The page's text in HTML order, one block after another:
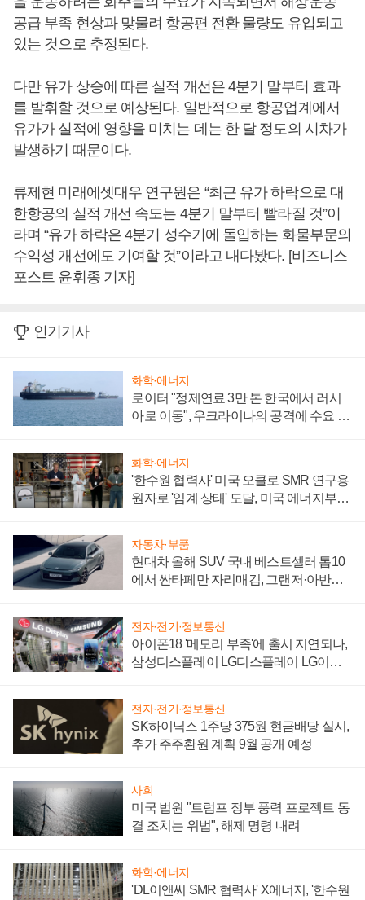
공급 부족 현상과 맞물려 항공편 전환 물량도 유입되고
있는 것으로 추정된다.
다만 유가 상승에 따른 실적 개선은 4분기 말부터 효과
를 발휘할 것으로 예상된다. 일반적으로 항공업계에서
유가가 실적에 영향을 미치는 데는 한 달 정도의 시차가
발생하기 때문이다.
류제현 미래에셋대우 연구원은 “최근 유가 하락으로 대
한항공의 실적 개선 속도는 4분기 말부터 빨라질 것”이
라며 “유가 하락은 4분기 성수기에 돌입하는 화물부문의
수익성 개선에도 기여할 것”이라고 내다봤다. [비즈니스
포스트 윤휘종 기자]
인기기사
화학·에너지
로이터 "정제연료 3만 톤 한국에서 러시
아로 이동", 우크라이나의 공격에 수요 늘
화학·에너지
'한수원 협력사' 미국 오클로 SMR 연구용
원자로 '임계 상태' 도달, 미국 에너지부
자동차·부품
현대차 올해 SUV 국내 베스트셀러 톱10
에서 싼타페만 자리매김, 그랜저·아반떼
전자·전기·정보통신
아이폰18 '메모리 부족'에 출시 지연되나,
삼성디스플레이 LG디스플레이 LG이노
전자·전기·정보통신
SK하이닉스 1주당 375원 현금배당 실시,
추가 주주환원 계획 9월 공개 예정
사회
미국 법원 "트럼프 정부 풍력 프로젝트 동
결 조치는 위법", 해제 명령 내려
화학·에너지
'DL이앤씨 SMR 협력사' X에너지, '한수원